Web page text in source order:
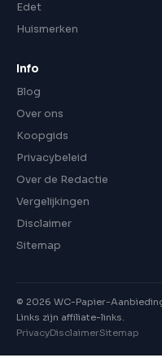
Edet
Huismerken
Info
Blog
Over ons
Koopgids
Privacybeleid
Over de Redactie
Vergelijkingen
Disclaimer
Sitemap
© 2026 WC-Papier-
Links zijn affiliate-links.
PrivacyDisclaimerSitemap